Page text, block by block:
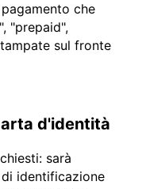
che
"prepaid",
sul fronte
d'identità
sarà
identificazione